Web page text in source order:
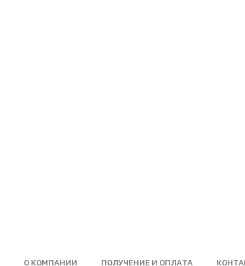
О КОМПАНИИ ПОЛУЧЕНИЕ И ОПЛАТА